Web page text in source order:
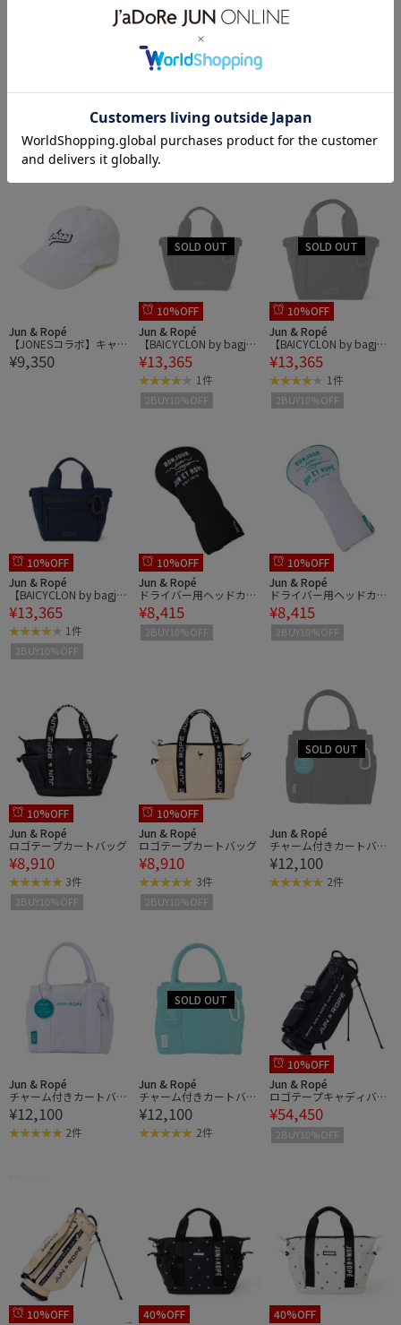
トハット
¥9,350
Jun & Ropé
【JONESコラボ】バケッ
トハット
¥9,350
Jun & Ropé
【JONESコラボ】キャッ
プ
¥9,350
Jun & Ropé
【JONESコラボ】キャッ
プ
¥9,350
10%OFF
Jun & Ropé
【BAICYCLON by bagjac
k】別注ユーティリティ
ーカートバッグ
¥13,365
1件
2BUY10%OFF
10%OFF
Jun & Ropé
【BAICYCLON by bagjac
k】別注ユーティリティ
ーカートバッグ
¥13,365
1件
2BUY10%OFF
10%OFF
Jun & Ropé
【BAICYCLON by bagjac
k】別注ユーティリティ
ーカートバッグ
¥13,365
1件
2BUY10%OFF
10%OFF
Jun & Ropé
ドライバー用ヘッドカバ
ー/ユニセックス
¥8,415
2BUY10%OFF
10%OFF
Jun & Ropé
ドライバー用ヘッドカバ
ー/ユニセックス
¥8,415
2BUY10%OFF
10%OFF
Jun & Ropé
ロゴテープカートバッグ
¥8,910
3件
2BUY10%OFF
10%OFF
Jun & Ropé
ロゴテープカートバッグ
¥8,910
3件
2BUY10%OFF
Jun & Ropé
チャーム付きカートバッ
グ/ユニセックス
¥12,100
2件
Jun & Ropé
チャーム付きカートバッ
グ/ユニセックス
¥12,100
2件
Jun & Ropé
チャーム付きカートバッ
グ/ユニセックス
¥12,100
2件
10%OFF
Jun & Ropé
ロゴテープキャディバッ
グ
¥54,450
2BUY10%OFF
10%OFF
40%OFF
40%OFF